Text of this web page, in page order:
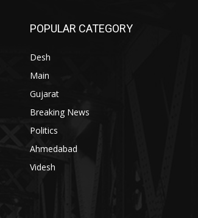
POPULAR CATEGORY
Desh
Main
Gujarat
Breaking News
Politics
Ahmedabad
Videsh